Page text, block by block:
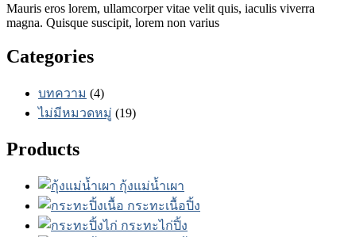
Mauris eros lorem, ullamcorper vitae velit quis, iaculis viverra
magna. Quisque suscipit, lorem non varius
Categories
บทความ (4)
ไม่มีหมวดหมู่ (19)
Products
กุ้งแม่น้ำเผา
กระทะเนื้อปิ้ง
กระทะไก่ปิ้ง